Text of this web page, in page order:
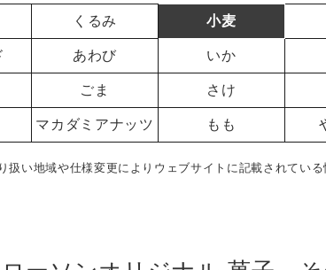
くるみ 小麦
あわび いか
ごま さけ
マカダミアナッツ もも
い地域や仕様変更によりウェブサイトに記載されてい